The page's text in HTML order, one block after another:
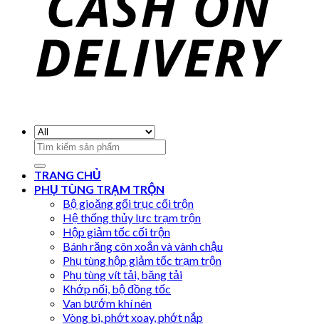
Search
for:
TRANG CHỦ
PHỤ TÙNG TRẠM TRỘN
Bộ gioăng gối trục cối trộn
Hệ thống thủy lực trạm trộn
Hộp giảm tốc cối trộn
Bánh răng côn xoắn và vành chậu
Phụ tùng hộp giảm tốc trạm trộn
Phụ tùng vít tải, băng tải
Khớp nối, bộ đồng tốc
Van bướm khí nén
Vòng bi, phớt xoay, phớt nắp